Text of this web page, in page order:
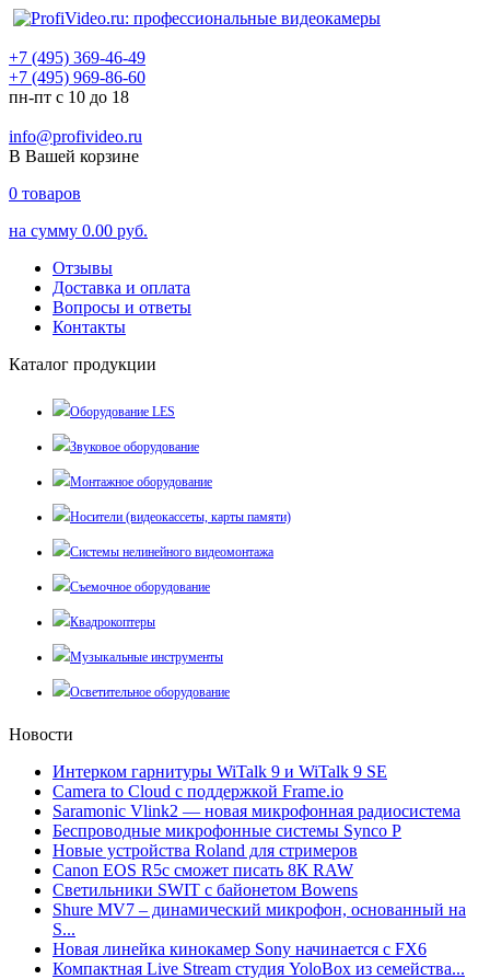
+7 (495) 369-46-49
+7 (495) 969-86-60
пн-пт с 10 до 18
info@profivideo.ru
В Вашей корзине
0 товаров
на сумму 0.00 руб.
Отзывы
Доставка и оплата
Вопросы и ответы
Контакты
Каталог продукции
Оборудование LES
Звуковое оборудование
Монтажное оборудование
Носители (видеокассеты, карты памяти)
Системы нелинейного видеомонтажа
Съемочное оборудование
Квадрокоптеры
Музыкальные инструменты
Осветительное оборудование
Новости
Интерком гарнитуры WiTalk 9 и WiTalk 9 SE
Camera to Cloud с поддержкой Frame.io
Saramonic Vlink2 — новая микрофонная радиосистема
Беспроводные микрофонные системы Synco P
Новые устройства Roland для стримеров
Canon EOS R5c сможет писать 8К RAW
Светильники SWIT с байонетом Bowens
Shure MV7 – динамический микрофон, основанный на
S...
Новая линейка кинокамер Sony начинается с FX6
Компактная Live Stream студия YoloBox из семейства...